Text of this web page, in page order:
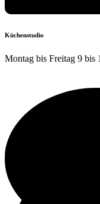
Küchenstudio
Montag bis Freitag 9 bis